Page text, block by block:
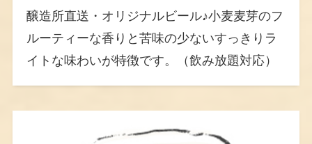
醸造所直送・オリジナルビール♪小麦麦芽のフ
ルーティーな香りと苦味の少ないすっきりラ
イトな味わいが特徴です。（飲み放題対応）